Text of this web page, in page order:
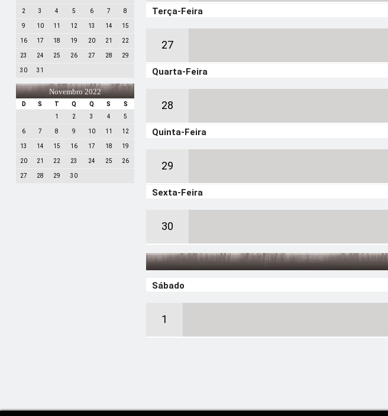
2 3 4 5 6 7 8
9 10 11 12 13 14 15
16 17 18 19 20 21 22
23 24 25 26 27 28 29
30 31
Novembro 2022
D S T Q Q S
S
1
2 3 4 5
6 7 8 9 10 11 12
13 14 15 16 17 18 19
20 21 22 23 24 25 26
27 28 29 30
Terça-Feira
27
Quarta-Feira
28
Quinta-Feira
29
Sexta-Feira
30
Sábado
1